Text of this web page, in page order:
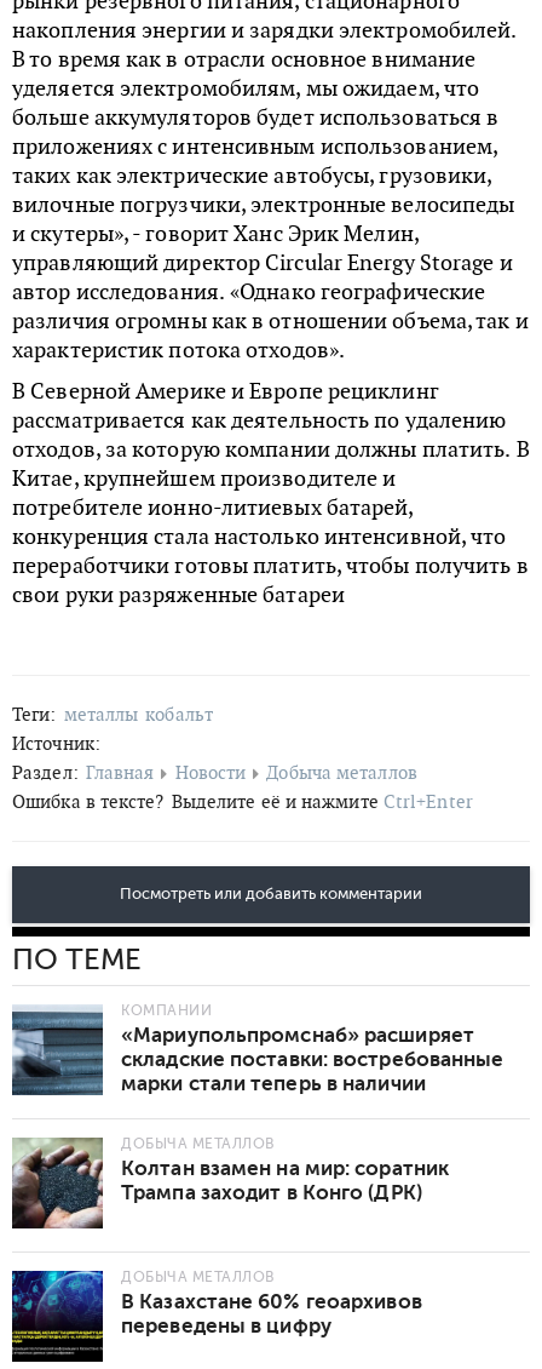
накопления энергии и зарядки электромобилей.
В то время как в отрасли основное внимание
уделяется электромобилям, мы ожидаем, что
больше аккумуляторов будет использоваться в
приложениях с интенсивным использованием,
таких как электрические автобусы, грузовики,
вилочные погрузчики, электронные велосипеды
и скутеры», - говорит Ханс Эрик Мелин,
управляющий директор Circular Energy Storage и
автор исследования. «Однако географические
различия огромны как в отношении объема, так и
характеристик потока отходов».
В Северной Америке и Европе рециклинг
рассматривается как деятельность по удалению
отходов, за которую компании должны платить. В
Китае, крупнейшем производителе и
потребителе ионно-литиевых батарей,
конкуренция стала настолько интенсивной, что
переработчики готовы платить, чтобы получить в
свои руки разряженные батареи
Теги: металлы кобальт
Источник:
Раздел: Главная Новости
Добыча металлов
Ошибка в тексте? Выделите её и нажмите Ctrl+Enter
Посмотреть или добавить комментарии
ПО ТЕМЕ
КОМПАНИИ
«Мариупольпромснаб» расширяет
складские поставки: востребованные
марки стали теперь в наличии
ДОБЫЧА МЕТАЛЛОВ
Колтан взамен на мир: соратник
Трампа заходит в Конго (ДРК)
ДОБЫЧА МЕТАЛЛОВ
В Казахстане 60% геоархивов
переведены в цифру